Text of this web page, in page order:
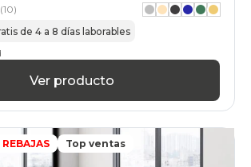
(10)
de 4 a 8 días laborables
Ver producto
REBAJAS Top ventas